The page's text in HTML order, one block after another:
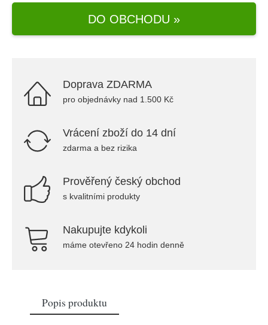
DO OBCHODU »
Doprava ZDARMA
pro objednávky nad 1.500 Kč
Vrácení zboží do 14 dní
zdarma a bez rizika
Prověřený český obchod
s kvalitními produkty
Nakupujte kdykoli
máme otevřeno 24 hodin denně
Popis produktu